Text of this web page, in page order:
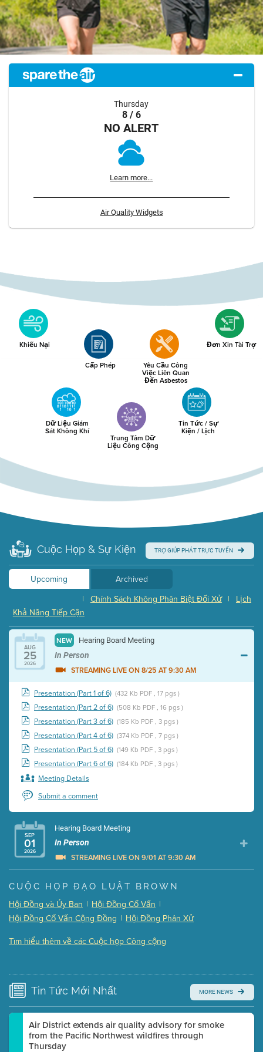
Thursday
8 / 6
NO ALERT
Learn more...
Air Quality Widgets
Khiếu Nại
Cấp Phép
Yêu Cầu Công
Việc Liên Quan
Đến Asbestos
Đơn Xin Tài Trợ
Dữ Liệu Giám
Sát Không Khí
Trung Tâm Dữ
Liệu Công Cộng
Tin Tức / Sự
Kiện / Lịch
Cuộc Họp & Sự Kiện TRỢ GIÚP PHÁT TRỰC TUYẾN
Upcoming
Archived
Lịch
|
Chính Sách Không Phân Biệt Đối Xử
|
Khả Năng Tiếp Cận
AUG
25
2026
NEW Hearing Board Meeting
In Person
STREAMING LIVE ON 8/25 AT 9:30 AM
Presentation (Part 1 of 6) (432 Kb PDF , 17 pgs )
Presentation (Part 2 of 6) (508 Kb PDF , 16 pgs )
Presentation (Part 3 of 6) (185 Kb PDF , 3 pgs )
Presentation (Part 4 of 6) (374 Kb PDF , 7 pgs )
Presentation (Part 5 of 6) (149 Kb PDF , 3 pgs )
Presentation (Part 6 of 6) (184 Kb PDF , 3 pgs )
Meeting Details
Submit a comment
SEP
01
2026
Hearing Board Meeting
In Person
STREAMING LIVE ON 9/01 AT 9:30 AM
Presentation (Part 1 of 3) (5 Mb PDF , 87 pgs )
Presentation (Part 2 of 3) (121 Kb PDF , 2 pgs )
Presentation (Part 3 of 3) (168 Kb PDF , 3 pgs )
Submit a comment
time.
Watch for real-time closed captioning with agenda
Learn more
CUỘC HỌP ĐẠO LUẬT BROWN
Hội Đồng và Ủy Ban | Hội Đồng Cố Vấn |
Hội Đồng Cố Vấn Cộng Đồng | Hội Đồng Phân Xử
Tìm hiểu thêm về các Cuộc họp Công cộng
Tin Tức Mới Nhất MORE NEWS
Air District extends air quality advisory for smoke
from the Pacific Northwest wildfires through
Thursday